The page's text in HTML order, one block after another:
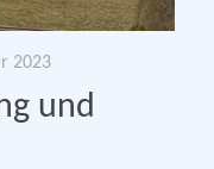
2023
und